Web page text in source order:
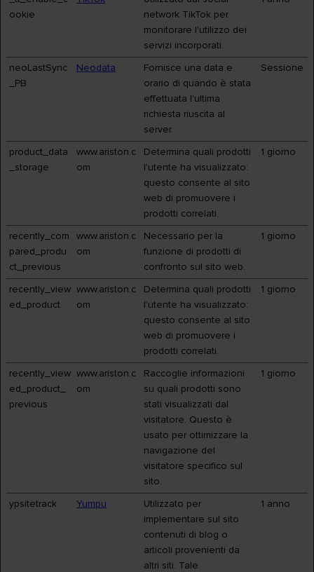
ookie
network TikTok per
monitorare l'utilizzo dei
servizi incorporati.
neoLastSync
_PB
Neodata
Fornisce una data e
orario di quando è stata
effettuata l'ultima
richiesta riuscita al
server.
Sessione
product_data
_storage
www.ariston.c
om
Determina quali prodotti
l'utente ha visualizzato:
questo consente al sito
web di promuovere i
prodotti correlati.
1 giorno
recently_com
pared_produ
ct_previous
www.ariston.c
om
Necessario per la
funzione di prodotti di
confronto sul sito web.
1 giorno
recently_view
ed_product
www.ariston.c
om
Determina quali prodotti
l'utente ha visualizzato:
questo consente al sito
web di promuovere i
prodotti correlati.
1 giorno
recently_view
ed_product_
previous
www.ariston.c
om
Raccoglie informazioni
su quali prodotti sono
stati visualizzati dal
visitatore. Questo è
usato per ottimizzare la
navigazione del
visitatore specifico sul
sito.
1 giorno
ypsitetrack Yumpu
Utilizzato per
implementare sul sito
contenuti di blog o
articoli provenienti da
altri siti. Tale
1 anno